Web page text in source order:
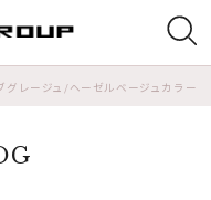
グレージュ/ヘーゼルベージュカラー